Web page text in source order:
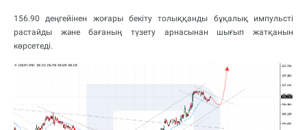
156.90 деңгейінен жоғары бекіту толыққанды бұқалық импульсті
растайды және бағаның түзету арнасынан шығып жатқанын
көрсетеді.